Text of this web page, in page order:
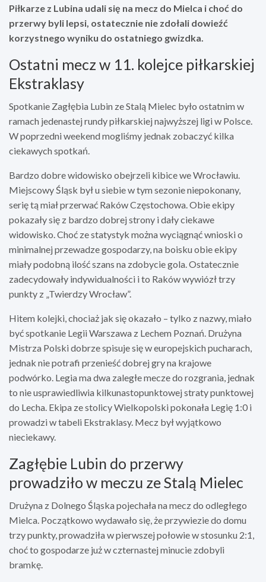
Piłkarze z Lubina udali się na mecz do Mielca i choć do
przerwy byli lepsi, ostatecznie nie zdołali dowieźć
korzystnego wyniku do ostatniego gwizdka.
Ostatni mecz w 11. kolejce piłkarskiej
Ekstraklasy
Spotkanie Zagłębia Lubin ze Stalą Mielec było ostatnim w
ramach jedenastej rundy piłkarskiej najwyższej ligi w Polsce.
W poprzedni weekend mogliśmy jednak zobaczyć kilka
ciekawych spotkań.
Bardzo dobre widowisko obejrzeli kibice we Wrocławiu.
Miejscowy Śląsk był u siebie w tym sezonie niepokonany,
serię tą miał przerwać Raków Częstochowa. Obie ekipy
pokazały się z bardzo dobrej strony i dały ciekawe
widowisko. Choć ze statystyk można wyciągnąć wnioski o
minimalnej przewadze gospodarzy, na boisku obie ekipy
miały podobną ilość szans na zdobycie gola. Ostatecznie
zadecydowały indywidualności i to Raków wywiózł trzy
punkty z „Twierdzy Wrocław”.
Hitem kolejki, chociaż jak się okazało – tylko z nazwy, miało
być spotkanie Legii Warszawa z Lechem Poznań. Drużyna
Mistrza Polski dobrze spisuje się w europejskich pucharach,
jednak nie potrafi przenieść dobrej gry na krajowe
podwórko. Legia ma dwa zaległe mecze do rozgrania, jednak
to nie usprawiedliwia kilkunastopunktowej straty punktowej
do Lecha. Ekipa ze stolicy Wielkopolski pokonała Legię 1:0 i
prowadzi w tabeli Ekstraklasy. Mecz był wyjątkowo
nieciekawy.
Zagłębie Lubin do przerwy
prowadziło w meczu ze Stalą Mielec
Drużyna z Dolnego Śląska pojechała na mecz do odległego
Mielca. Początkowo wydawało się, że przywiezie do domu
trzy punkty, prowadziła w pierwszej połowie w stosunku 2:1,
choć to gospodarze już w czternastej minucie zdobyli
bramkę.